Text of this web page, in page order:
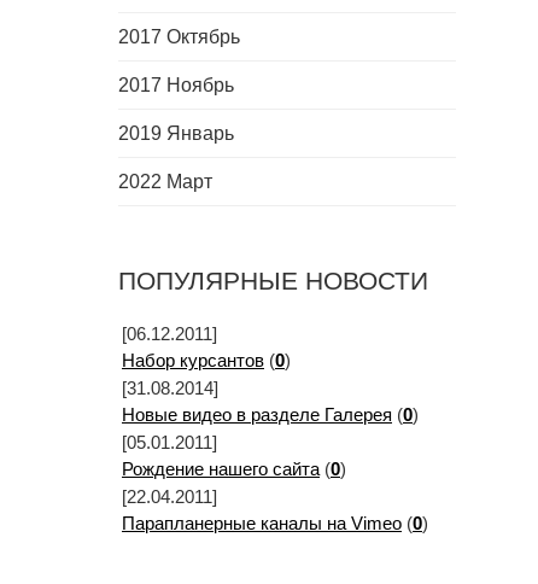
2017 Октябрь
2017 Ноябрь
2019 Январь
2022 Март
ПОПУЛЯРНЫЕ НОВОСТИ
[06.12.2011]
Набор курсантов (0)
[31.08.2014]
Новые видео в разделе Галерея (0)
[05.01.2011]
Рождение нашего сайта (0)
[22.04.2011]
Парапланерные каналы на Vimeo (0)